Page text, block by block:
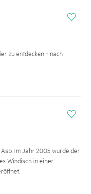
i
zu entdecken - nach
i
Im Jahr 2005 wurde der
Windisch in einer